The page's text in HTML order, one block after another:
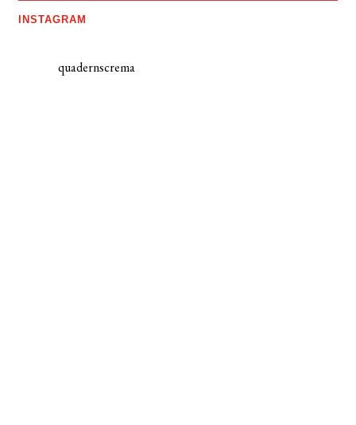
INSTAGRAM
quadernscrema